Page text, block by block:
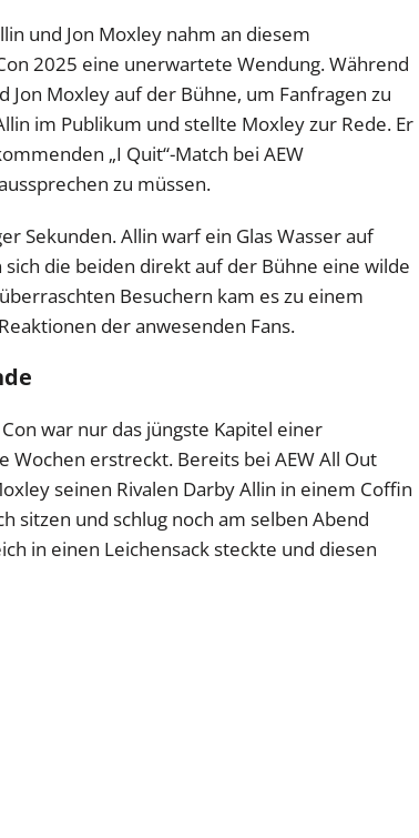
und Jon Moxley nahm an diesem
2025 eine unerwartete Wendung. Während
Jon Moxley auf der Bühne, um Fanfragen zu
im Publikum und stellte Moxley zur Rede. Er
„I Quit“-Match bei AEW
zu müssen.
Sekunden. Allin warf ein Glas Wasser auf
die beiden direkt auf der Bühne eine wilde
Besuchern kam es zu einem
der anwesenden Fans.
war nur das jüngste Kapitel einer
erstreckt. Bereits bei AEW All Out
seinen Rivalen Darby Allin in einem Coffin
sitzen und schlug noch am selben Abend
in einen Leichensack steckte und diesen